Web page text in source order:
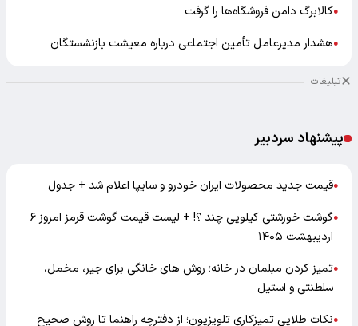
●کالابرگ دامن فروشگاه‌ها را گرفت
●هشدار مدیرعامل تأمین اجتماعی درباره معیشت بازنشستگان
تبلیغات
پیشنهاد سردبیر
●قیمت جدید محصولات ایران خودرو و سایپا اعلام شد + جدول
●
گوشت خورشتی کیلویی چند ؟! + لیست قیمت گوشت قرمز امروز ۶
اردیبهشت ۱۴۰۵
●تمیز کردن مبلمان در خانه؛ روش های خانگی برای جیر، مخمل،
سلطنتی و استیل
●نکات طلایی تمیزکاری تلویزیون؛ از دفترچه راهنما تا روش صحیح